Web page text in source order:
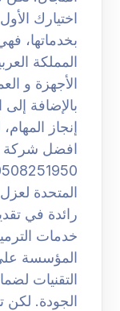
اختيارك
بخدماتها،
المملكة
الأجهزة و
بالإضافة
إنجاز
افضل شركة
المتحدة
رائدة في
خدمات
المؤسسة
التقنيات
الجودة. لكن